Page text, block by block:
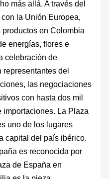
más allá. A través del
la Unión Europea,
en Colombia
energías, flores e
celebración de
representantes del
las negociaciones
con hasta dos mil
importaciones. La Plaza
uno de los lugares
capital del país ibérico.
es reconocida por
de España en